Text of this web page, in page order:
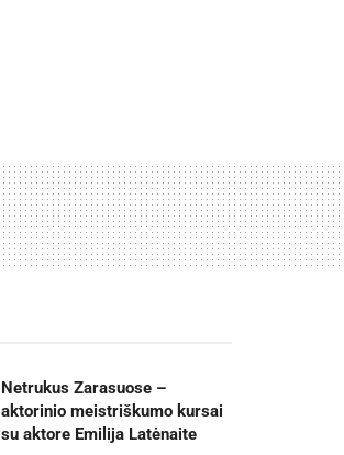
Netrukus Zarasuose –
aktorinio meistriškumo kursai
su aktore Emilija Latėnaite